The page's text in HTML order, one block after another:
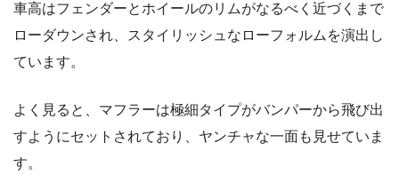
車高はフェンダーとホイールのリムがなるべく近づくまで
ローダウンされ、スタイリッシュなローフォルムを演出し
ています。
よく見ると、マフラーは極細タイプがバンパーから飛び出
すようにセットされており、ヤンチャな一面も見せていま
す。